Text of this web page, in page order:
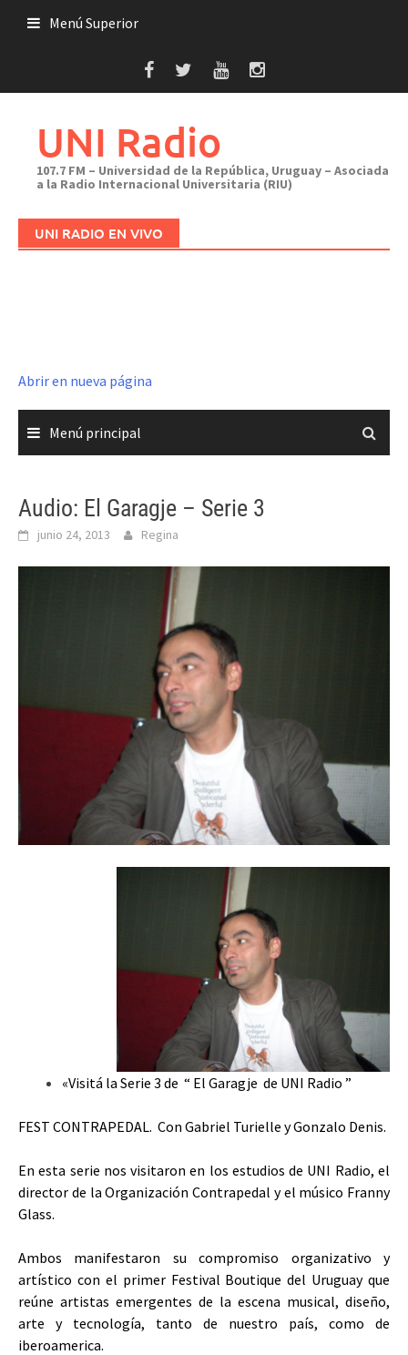
Menú Superior
UNI Radio
107.7 FM – Universidad de la República, Uruguay – Asociada
a la Radio Internacional Universitaria (RIU)
UNI RADIO EN VIVO
Abrir en nueva página
Menú principal
Audio: El Garagje – Serie 3
junio 24, 2013 Regina
«Visitá la Serie 3 de “ El Garagje de UNI Radio ”
FEST CONTRAPEDAL. Con Gabriel Turielle y Gonzalo Denis.
En esta serie nos visitaron en los estudios de UNI Radio, el
director de la Organización Contrapedal y el músico Franny
Glass.
Ambos manifestaron su compromiso organizativo y
artístico con el primer Festival Boutique del Uruguay que
reúne artistas emergentes de la escena musical, diseño,
arte y tecnología, tanto de nuestro país, como de
iberoamerica.